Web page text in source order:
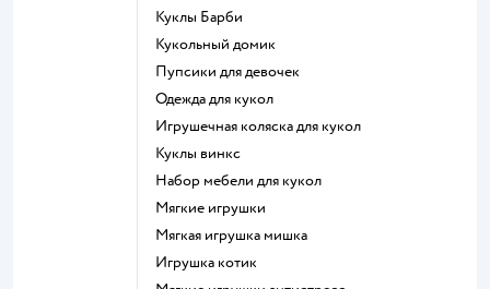
Куклы Барби
Кукольный домик
Пупсики для девочек
Одежда для кукол
Игрушечная коляска для кукол
Куклы винкс
Набор мебели для кукол
Мягкие игрушки
Мягкая игрушка мишка
Игрушка котик